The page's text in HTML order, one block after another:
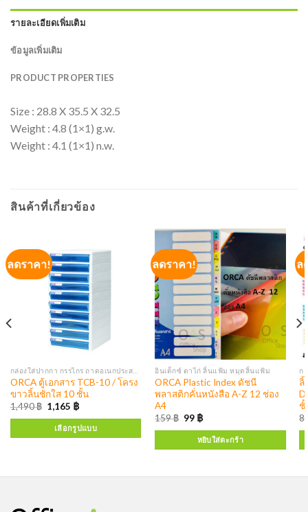
รายละเอียดเพิ่มเติม
ข้อมูลเพิ่มเติม
PRODUCT PROPERTIES
Size : 28.8 X 35.5 X 32.5
Weight : 4.8 (1×1) g.w.
Weight : 4.1 (1×1) n.w.
สินค้าที่เกี่ยวข้อง
ลดราคา!
ORCA ตู้เอกสาร TCB-10 / โครง
ขาวลิ้นชักใส 10 ชั้น
1,490฿ 1,165 ฿
เลือกรูปแบบ
ลดราคา!
อินเด็กซ์ ตาไก่ ลิ้นแฟ้ม หมุดลิ้นแฟ้ม
ORCA Plastic Index ดัชนี
พลาสติกคั่นหนังสือ A-Z 12 ช่อง
A4
159฿ 99 ฿
หยิบใส่ตะกร้า
ล
ลิ้
ชั้